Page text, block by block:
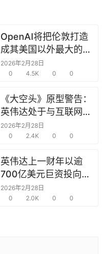
OpenAI将把伦敦打造
成其美国以外最大的研
究中心
2026年2月28日
0
4.5K 0 0
《大空头》原型警告：
英伟达处于与互联网泡
沫时期思科同样的“危
险境地”
2026年2月28日
0
2.4K 0 0
英伟达上一财年以逾
700亿美元巨资投向合
作方，竭力巩固AI芯片
需求
2026年2月28日
0
2.0K 0 0